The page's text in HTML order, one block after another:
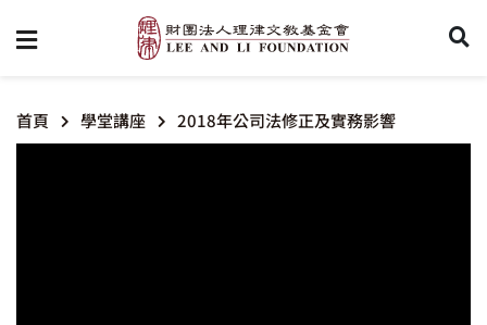
首頁 學堂講座 2018年公司法修正及實務影響